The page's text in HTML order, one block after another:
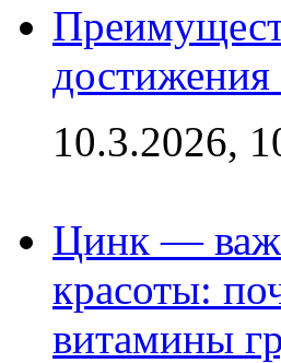
10.3.2026,
Цинк —
красоты:
витамины